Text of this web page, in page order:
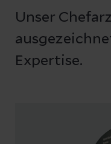
Unser
Expertise.